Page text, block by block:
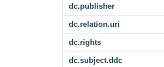
dc.publisher
dc.relation.uri
dc.rights
dc.subject.ddc